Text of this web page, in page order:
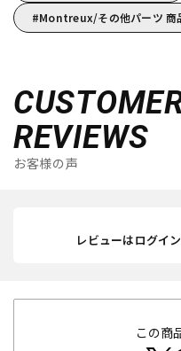
Montreux/その他パーツ 商
REVIEWS
お客様の声
レビューはログイ
この商